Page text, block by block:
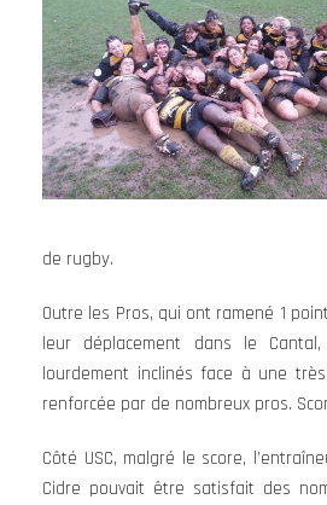
de rugby.
Outre les Pros, qui ont ramené 1
leur déplacement dans le
lourdement inclinés face à une très
renforcée par de nombreux pros.
Côté USC, malgré le score,
Cidre pouvait être satisfait des